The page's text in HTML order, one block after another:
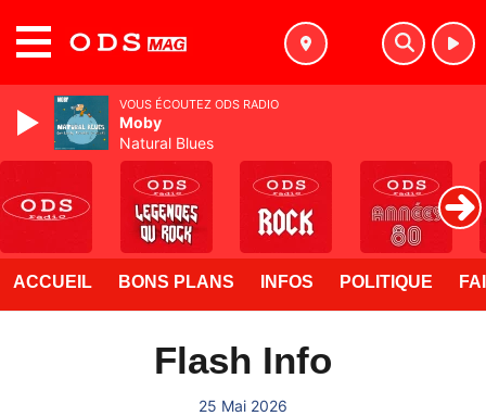
ACCUEIL BONS PLANS INFOS POLITIQUE
Flash Info
25 Mai 2026
VOUS ÉCOUTEZ ODS RADIO
Moby
Natural Blues